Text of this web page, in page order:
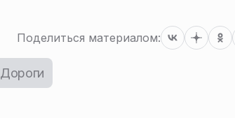
Поделиться материалом:
Дороги